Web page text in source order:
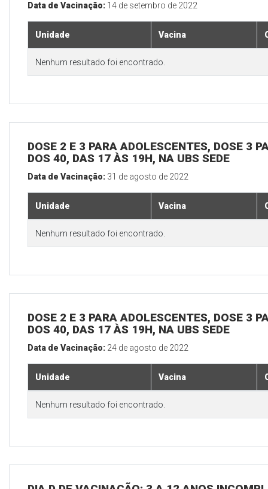
Data de Vacinação: 14 de setembro de 2022
Unidade Vacina
Nenhum resultado foi encontrado.
DOSE 2 E 3 PARA ADOLESCENTES, DOSE 3
DOS 40, DAS 17 ÀS 19H, NA UBS SEDE
Data de Vacinação: 31 de agosto de 2022
Unidade Vacina
Nenhum resultado foi encontrado.
DOSE 2 E 3 PARA ADOLESCENTES, DOSE 3
DOS 40, DAS 17 ÀS 19H, NA UBS SEDE
Data de Vacinação: 24 de agosto de 2022
Unidade Vacina
Nenhum resultado foi encontrado.